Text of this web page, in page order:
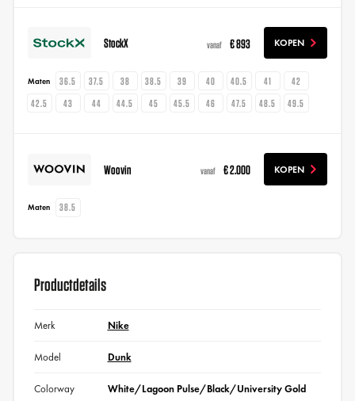
StockX vanaf € 893 KOPEN
Maten 36.5 37.5 38 38.5 39 40 40.5 41
42
42.5
43 44 44.5 45 45.5 46 47.5 48.5 49.5
Woovin vanaf € 2.000 KOPEN
Maten 38.5
Productdetails
Merk Nike
Model Dunk
Colorway White/Lagoon Pulse/Black/University Gold